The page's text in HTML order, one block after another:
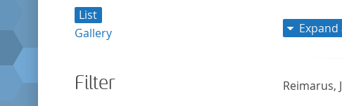
List
Gallery
Filter
Expand
Reimarus,